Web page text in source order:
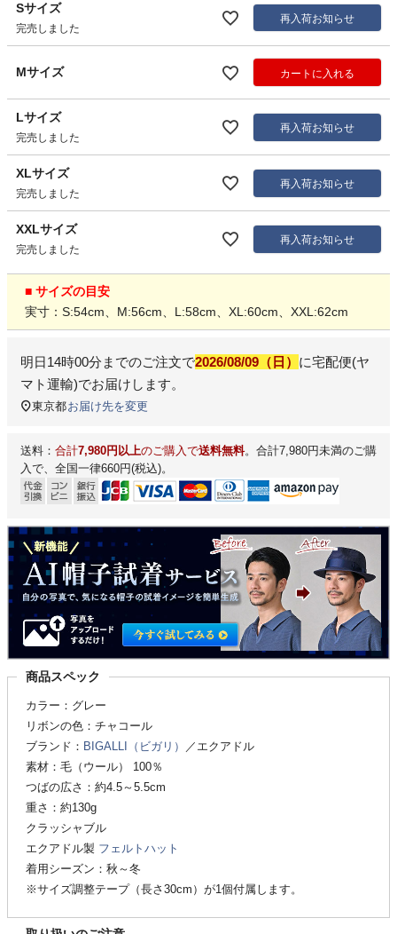
Sサイズ
完売しました
再入荷お知らせ
Mサイズ カートに入れる
Lサイズ
完売しました
再入荷お知らせ
XLサイズ
完売しました
再入荷お知らせ
XXLサイズ
完売しました
再入荷お知らせ
■ サイズの目安
実寸：S:54cm、M:56cm、L:58cm、XL:60cm、XXL:62cm
明日14時00分 までのご注文で2026/08/09（日） に宅配便(ヤ
マト運輸)でお届けします。
東京都お届け先を変更
送料： 合計7,980円以上のご購入で送料無料。合計7,980円未満のご購
入で、全国一律660円(税込)。
商品スペック
カラー：グレー
リボンの色：チャコール
ブランド： BIGALLI（ビガリ）
／エクアドル
素材：毛（ウール） 100％
つばの広さ：約4.5～5.5cm
重さ：約130g
クラッシャブル
エクアドル製 フェルトハット
着用シーズン：秋～冬
※サイズ調整テープ（長さ30cm）が1個付属します。